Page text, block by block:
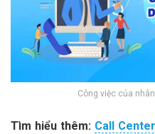
Công việc của
Tìm hiểu thêm: Call